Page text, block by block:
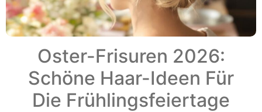
Oster-Frisuren 2026:
Schöne Haar-Ideen Für
Die Frühlingsfeiertage